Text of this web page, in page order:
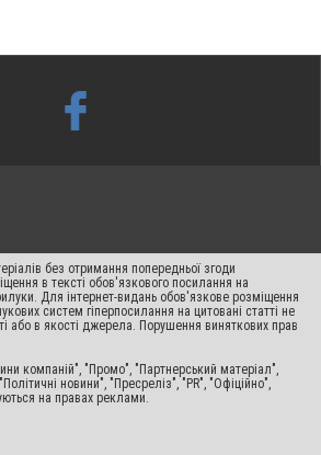
без отримання попередньої згоди
в тексті обов'язкового посилання на
Для інтернет-видань обов'язкове розміщення
систем гіперпосилання на цитовані статті не
або в якості джерела. Порушення виняткових прав
компаній", "Промо", "Партнерський матеріал",
новини", "Пресреліз", "PR", "Офіційно",
на правах реклами.